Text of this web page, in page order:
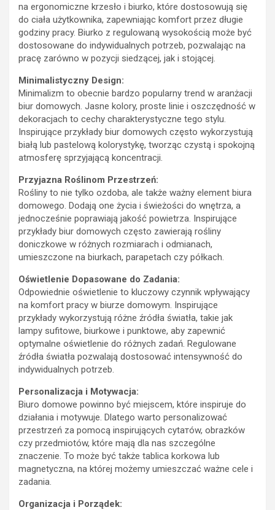
na ergonomiczne krzesło i biurko, które dostosowują się
do ciała użytkownika, zapewniając komfort przez długie
godziny pracy. Biurko z regulowaną wysokością może być
dostosowane do indywidualnych potrzeb, pozwalając na
pracę zarówno w pozycji siedzącej, jak i stojącej.
Minimalistyczny Design:
Minimalizm to obecnie bardzo popularny trend w aranżacji
biur domowych. Jasne kolory, proste linie i oszczędność w
dekoracjach to cechy charakterystyczne tego stylu.
Inspirujące przykłady biur domowych często wykorzystują
białą lub pastelową kolorystykę, tworząc czystą i spokojną
atmosferę sprzyjającą koncentracji.
Przyjazna Roślinom Przestrzeń:
Rośliny to nie tylko ozdoba, ale także ważny element biura
domowego. Dodają one życia i świeżości do wnętrza, a
jednocześnie poprawiają jakość powietrza. Inspirujące
przykłady biur domowych często zawierają rośliny
doniczkowe w różnych rozmiarach i odmianach,
umieszczone na biurkach, parapetach czy półkach.
Oświetlenie Dopasowane do Zadania:
Odpowiednie oświetlenie to kluczowy czynnik wpływający
na komfort pracy w biurze domowym. Inspirujące
przykłady wykorzystują różne źródła światła, takie jak
lampy sufitowe, biurkowe i punktowe, aby zapewnić
optymalne oświetlenie do różnych zadań. Regulowane
źródła światła pozwalają dostosować intensywność do
indywidualnych potrzeb.
Personalizacja i Motywacja:
Biuro domowe powinno być miejscem, które inspiruje do
działania i motywuje. Dlatego warto personalizować
przestrzeń za pomocą inspirujących cytатów, obrazków
czy przedmiotów, które mają dla nas szczególne
znaczenie. To może być także tablica korkowa lub
magnetyczna, na której możemy umieszczać ważne cele i
zadania.
Organizacja i Porządek: